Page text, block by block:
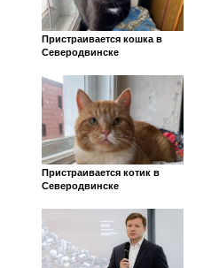
Пристраивается кошка в
Северодвинске
Пристраивается котик в
Северодвинске